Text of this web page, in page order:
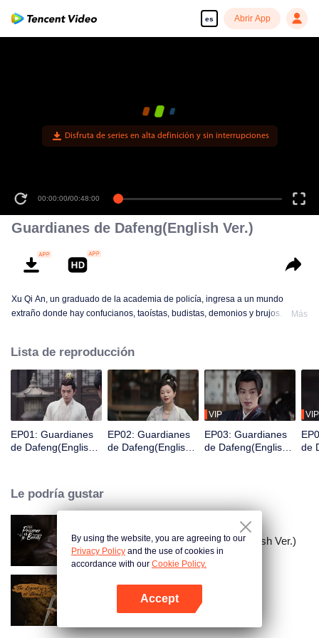
es Abrir App
Disfruta de series en alta definición y sin interrupciones
00:00:00/00:48:00
Guardianes de Dafeng(English Ver.)
Xu Qi An, un graduado de la academia de policía, ingresa a un mundo
extraño donde hay confucianos, taoístas, budistas, demonios y brujos.
organización de guardianes para cambiar su destino y así convertirse en un
Guardián.
Más
Lista de reproducción
EP01: Guardianes
de Dafeng(English
EP02: Guardianes
de Dafeng(English
VIP
EP03: Guardianes
de Dafeng(English
VIP
de
Le podría gustar
El Prisionero de la Belleza (English Ver.)
La leyenda de ShenLi
By using the website, you are agreeing to our
Privacy Policy and the use of cookies in
accordance with our Cookie Policy.
Accept